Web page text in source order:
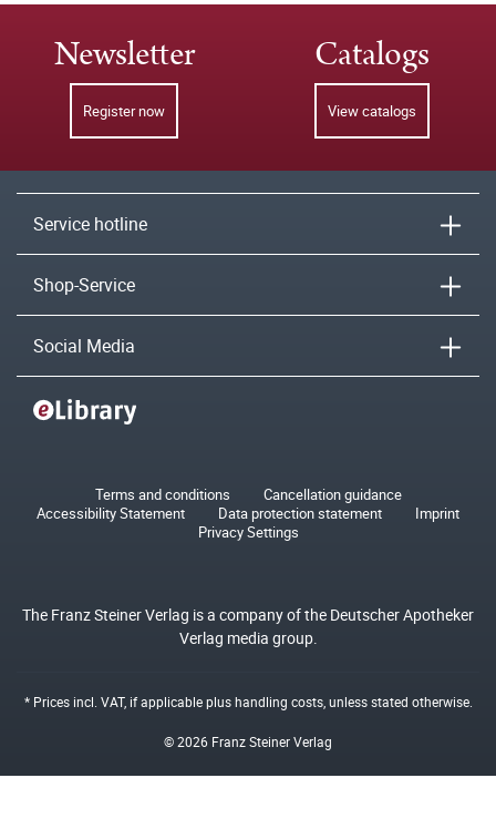
Newsletter
Register now
Catalogs
View catalogs
Service hotline
Shop-Service
Social Media
Terms and conditions
Cancellation guidance
Accessibility Statement
Data protection statement
Imprint
Privacy Settings
The Franz Steiner Verlag is a company of the Deutscher Apotheker
Verlag media group.
* Prices incl. VAT, if applicable plushandling costs, unless stated otherwise.
© 2026 Franz Steiner Verlag